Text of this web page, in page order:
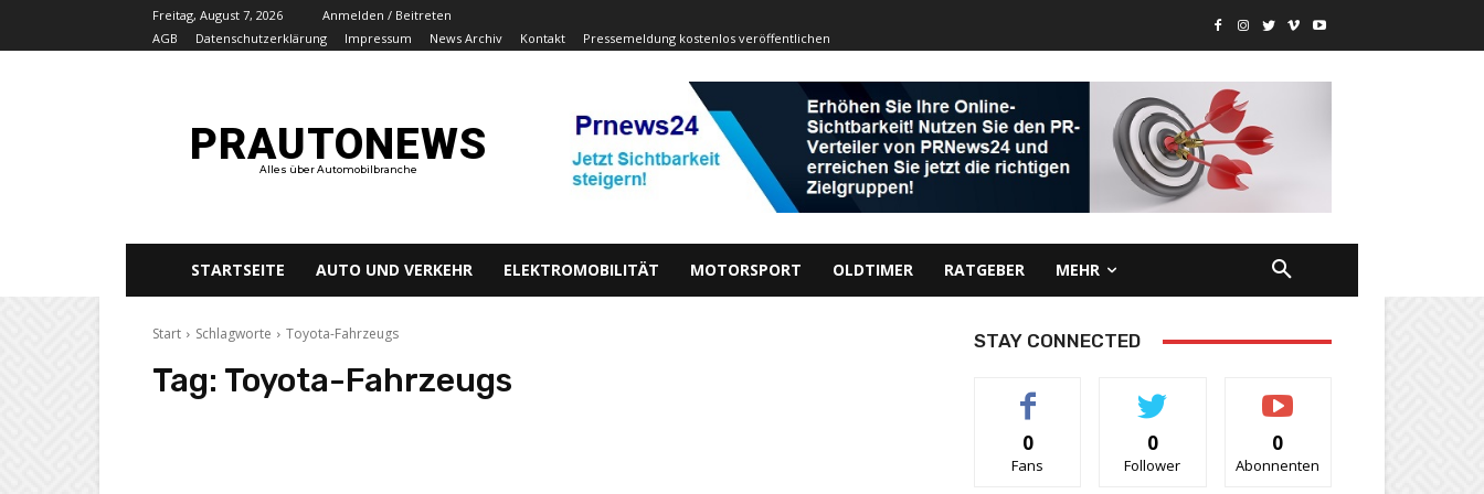
Freitag, August 7, 2026
Anmelden / Beitreten
AGB
Datenschutzerklärung Impressum News Archiv Kontakt Pressemeldung kostenlos veröffentlichen
PRAUTONEWS
Alles über Automobilbranche
STARTSEITE AUTO UND VERKEHR ELEKTROMOBILITÄT MOTORSPORT OLDTIMER RATGEBER MEHR
Start Schlagworte Toyota-Fahrzeugs
Tag: Toyota-Fahrzeugs
STAY CONNECTED
0
Fans
0
Follower
0
Abonnenten